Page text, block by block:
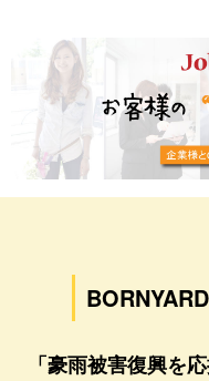
「豪雨被害復興を